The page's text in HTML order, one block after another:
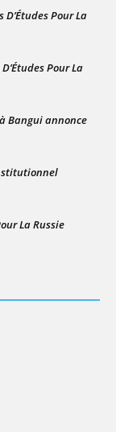
D’Études Pour La
Pour La
Bangui annonce
La Russie